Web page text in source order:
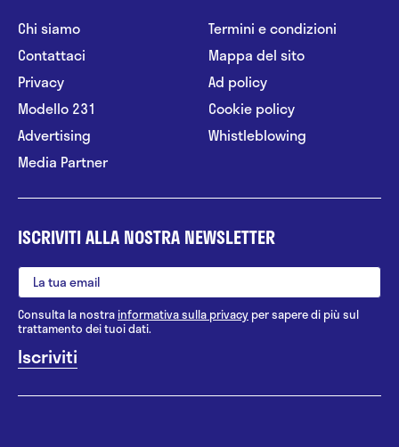
Chi siamo
Contattaci
Privacy
Modello 231
Advertising
Media Partner
Termini e condizioni
Mappa del sito
Ad policy
Cookie policy
Whistleblowing
ISCRIVITI ALLA NOSTRA NEWSLETTER
Consulta la nostrainformativa sulla privacy per sapere di più sul
trattamento dei tuoi dati.